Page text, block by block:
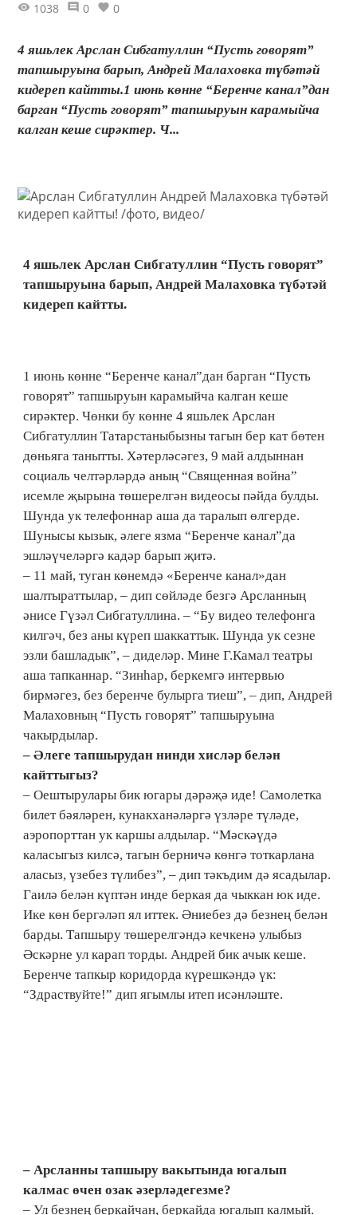
1038 0 0
4 яшьлек Арслан Сибгатуллин “Пусть говорят”
тапшыруына барып, Андрей Малаховка түбәтәй
кидереп кайтты.1 июнь көнне “Беренче канал”дан
барган “Пусть говорят” тапшыруын карамыйча
калган кеше сирәктер. Ч...
4 яшьлек Арслан Сибгатуллин “Пусть говорят”
тапшыруына барып, Андрей Малаховка түбәтәй
кидереп кайтты.
1 июнь көнне “Беренче канал”дан барган “Пусть
говорят” тапшыруын карамыйча калган кеше
сирәктер. Чөнки бу көнне 4 яшьлек Арслан
Сибгатуллин Татарстаныбызны тагын бер кат бөтен
дөньяга танытты. Хәтерләсәгез, 9 май алдыннан
социаль челтәрләрдә аның “Священная война”
исемле җырына төшерелгән видеосы пәйда булды.
Шунда ук телефоннар аша да таралып өлгерде.
Шунысы кызык, әлеге язма “Беренче канал”да
эшләүчеләргә кадәр барып җитә.
– 11 май, туган көнемдә «Беренче канал»дан
шалтыраттылар, – дип сөйләде безгә Арсланның
әнисе Гүзәл Сибгатуллина. – “Бу видео телефонга
килгәч, без аны күреп шаккаттык. Шунда ук сезне
эзли башладык”, – диделәр. Мине Г.Камал театры
аша тапканнар. “Зинһар, беркемгә интервью
бирмәгез, без беренче булырга тиеш”, – дип, Андрей
Малаховның “Пусть говорят” тапшыруына
чакырдылар.
– Әлеге тапшырудан нинди хисләр белән
кайттыгыз?
– Оештырулары бик югары дәрәҗә иде! Самолетка
билет бәяләрен, кунакханәләргә үзләре түләде,
аэропорттан ук каршы алдылар. “Мәскәүдә
каласыгыз килсә, тагын берничә көнгә тоткарлана
аласыз, үзебез түлибез”, – дип тәкъдим дә ясадылар.
Гаилә белән күптән инде беркая да чыккан юк иде.
Ике көн бергәләп ял иттек. Әниебез дә безнең белән
барды. Тапшыру төшерелгәндә кечкенә улыбыз
Әскәрне ул карап торды. Андрей бик ачык кеше.
Беренче тапкыр коридорда күрешкәндә үк:
“Здраствуйте!” дип ягымлы итеп исәнләште.
– Арсланны тапшыру вакытында югалып
калмас өчен озак әзерләдегезме?
– Ул безнең беркайчан, беркайда югалып калмый.